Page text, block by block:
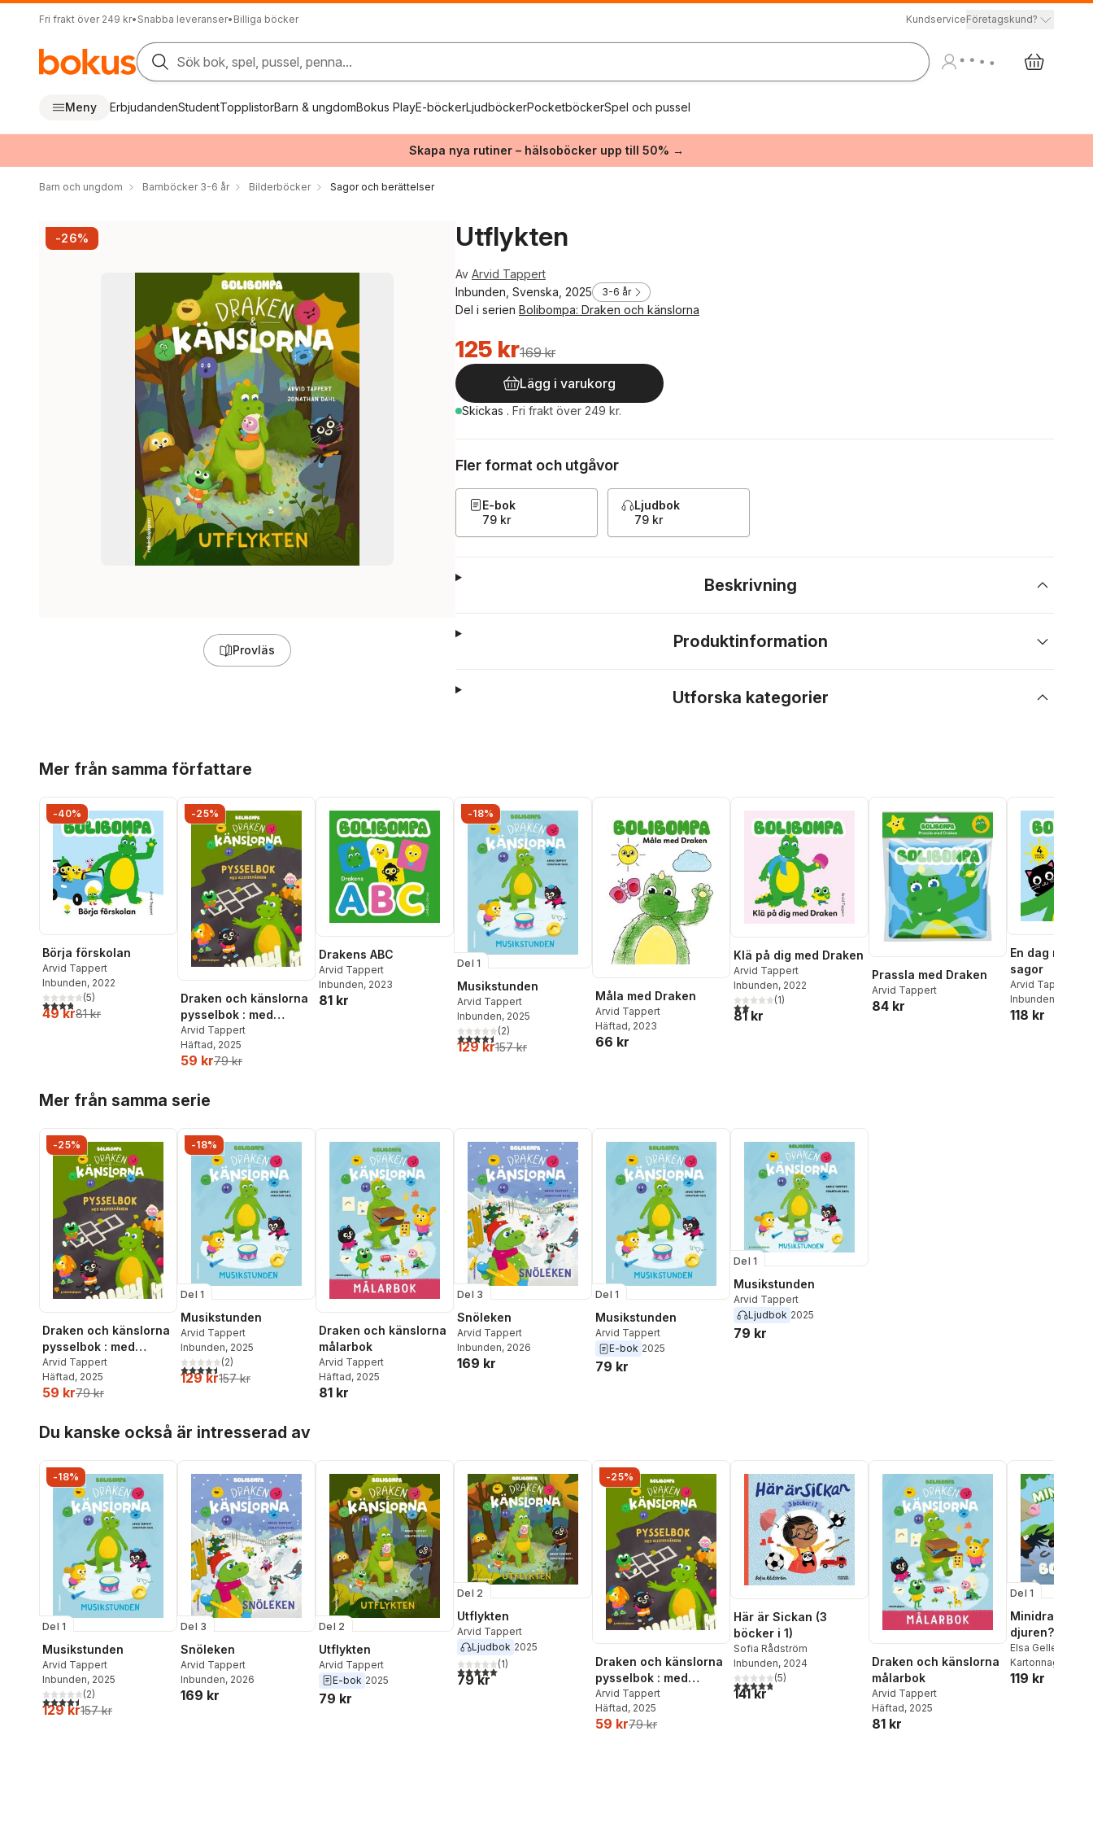
Fri frakt över 249 kr• Snabba leveranser• Billiga böcker KundserviceFöretagskund?
Sök bok, spel, pussel, penna...
Meny ErbjudandenStudentTopplistorBarn & ungdomBokus PlayE-böckerLjudböckerPocketböckerSpel och pussel
Skapa nya rutiner – hälsoböcker upp till 50% →
Barn och ungdom Barnböcker 3-6 år Bilderböcker Sagor och berättelser
-26%
Provläs
Utflykten
Av Arvid Tappert
Inbunden, Svenska, 2025
3-6 år
Del i serien Bolibompa: Draken och känslorna
125 kr169 kr
Lägg i varukorg
Skickas . Fri frakt över 249 kr.
Fler format och utgåvor
E-bok
79 kr
Ljudbok
79 kr
Beskrivning
Produktinformation
Utforska kategorier
Mer från samma författare
-40%
Börja förskolan
Arvid Tappert
Inbunden, 2022
3,8utav 5 stjärnor. Totalt antal röster:
(5)
49 kr81 kr
-25%
Draken och känslorna
pysselbok : med
klistermärken
Arvid Tappert
Häftad, 2025
59 kr79 kr
Drakens ABC
Arvid Tappert
Inbunden, 2023
81 kr
-18%
Del 1
Musikstunden
Arvid Tappert
Inbunden, 2025
4,5utav 5 stjärnor. Totalt antal röster:
(2)
129 kr157 kr
Måla med Draken
Arvid Tappert
Häftad, 2023
66 kr
Klä på dig med Draken
Arvid Tappert
Inbunden, 2022
2,0utav 5 stjärnor. Totalt antal röster:
(1)
81 kr
Prassla med Draken
Arvid Tappert
84 kr
En dag med
sagor
Arvid Tappert
Inbunden
118 kr
Mer från samma serie
-25%
Draken och känslorna
pysselbok : med
klistermärken
Arvid Tappert
Häftad, 2025
59 kr79 kr
-18%
Del 1
Musikstunden
Arvid Tappert
Inbunden, 2025
4,5utav 5 stjärnor. Totalt antal röster:
(2)
129 kr157 kr
Draken och känslorna
målarbok
Arvid Tappert
Häftad, 2025
81 kr
Del 3
Snöleken
Arvid Tappert
Inbunden, 2026
169 kr
Del 1
Musikstunden
Arvid Tappert
E-bok 2025
79 kr
Del 1
Musikstunden
Arvid Tappert
Ljudbok 2025
79 kr
Du kanske också är intresserad av
-18%
Del 1
Musikstunden
Arvid Tappert
Inbunden, 2025
4,5utav 5 stjärnor. Totalt antal röster:
(2)
129 kr157 kr
Del 3
Snöleken
Arvid Tappert
Inbunden, 2026
169 kr
Del 2
Utflykten
Arvid Tappert
E-bok 2025
79 kr
Del 2
Utflykten
Arvid Tappert
Ljudbok 2025
5,0utav 5 stjärnor. Totalt antal röster:
(1)
79 kr
-25%
Draken och känslorna
pysselbok : med
klistermärken
Arvid Tappert
Häftad, 2025
59 kr79 kr
Här är Sickan (3
böcker i 1)
Sofia Rådström
Inbunden, 2024
4,8utav 5 stjärnor. Totalt antal röster:
(5)
141 kr
Draken och känslorna
målarbok
Arvid Tappert
Häftad, 2025
81 kr
Del 1
Minidraken:
djuren?
Elsa Gellermark
Kartonnage
119 kr